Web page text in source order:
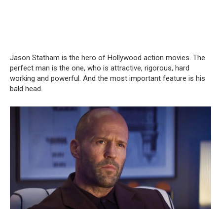
Jason Statham is the hero of Hollywood action movies. The
perfect man is the one, who is attractive, rigorous, hard
working and powerful. And the most important feature is his
bald head.